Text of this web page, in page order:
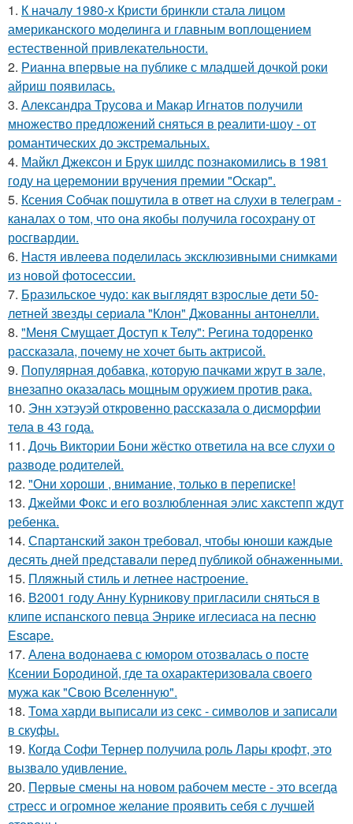
1. К началу 1980-х Кристи бринкли стала лицом
американского моделинга и главным воплощением
естественной привлекательности.
2. Рианна впервые на публике с младшей дочкой роки
айриш появилась.
3. Александра Трусова и Макар Игнатов получили
множество предложений сняться в реалити-шоу - от
романтических до экстремальных.
4. Майкл Джексон и Брук шилдс познакомились в 1981
году на церемонии вручения премии "Оскар".
5. Ксения Собчак пошутила в ответ на слухи в телеграм -
каналах о том, что она якобы получила госохрану от
росгвардии.
6. Настя ивлеева поделилась эксклюзивными снимками
из новой фотосессии.
7. Бразильское чудо: как выглядят взрослые дети 50-
летней звезды сериала "Клон" Джованны антонелли.
8. "Меня Смущает Доступ к Телу": Регина тодоренко
рассказала, почему не хочет быть актрисой.
9. Популярная добавка, которую пачками жрут в зале,
внезапно оказалась мощным оружием против рака.
10. Энн хэтэуэй откровенно рассказала о дисморфии
тела в 43 года.
11. Дочь Виктории Бони жёстко ответила на все слухи о
разводе родителей.
12. "Они хороши , внимание, только в переписке!
13. Джейми Фокс и его возлюбленная элис хакстепп ждут
ребенка.
14. Спартанский закон требовал, чтобы юноши каждые
десять дней представали перед публикой обнаженными.
15. Пляжный стиль и летнее настроение.
16. В2001 году Анну Курникову пригласили сняться в
клипе испанского певца Энрике иглесиаса на песню
Escape.
17. Алена водонаева с юмором отозвалась о посте
Ксении Бородиной, где та охарактеризовала своего
мужа как "Свою Вселенную".
18. Тома харди выписали из секс - символов и записали
в скуфы.
19. Когда Софи Тернер получила роль Лары крофт, это
вызвало удивление.
20. Первые смены на новом рабочем месте - это всегда
стресс и огромное желание проявить себя с лучшей